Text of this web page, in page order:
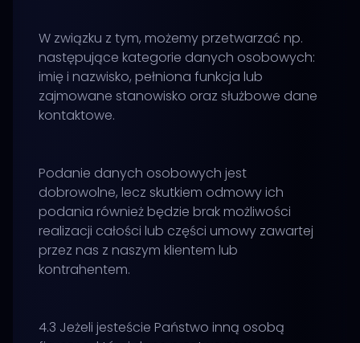
W związku z tym, możemy przetwarzać np.
następujące kategorie danych osobowych:
imię i nazwisko, pełniona funkcja lub
zajmowane stanowisko oraz służbowe dane
kontaktowe.
Podanie danych osobowych jest
dobrowolne, lecz skutkiem odmowy ich
podania również będzie brak możliwości
realizacji całości lub części umowy zawartej
przez nas z naszym klientem lub
kontrahentem.
4.3 Jeżeli jesteście Państwo inną osobą